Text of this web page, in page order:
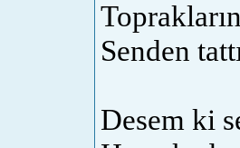
Senden
Desem ki